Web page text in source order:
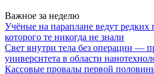
Важное за неделю
Учёные на параплане ведут редких
которого те никогда не знали
Свет внутри тела без операции —
университета в области
Кассовые провалы первой